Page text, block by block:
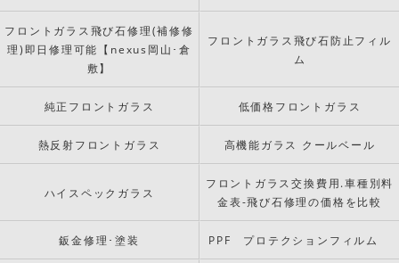
フロントガラス飛び石修理(補修修
理)即日修理可能【nexus岡山･倉
敷】
フロントガラス飛び石防止フィル
ム
純正フロントガラス 低価格フロントガラス
熱反射フロントガラス 高機能ガラス クールベール
ハイスペックガラス
フロントガラス交換費用.車種別料
金表-飛び石修理の価格を比較
鈑金修理･塗装 PPF プロテクションフィルム